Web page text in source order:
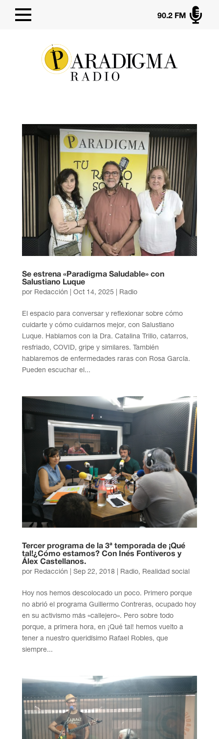

90.2 FM
Se estrena «Paradigma Saludable» con
Salustiano Luque
por Redacción Oct 14, 2025 Radio
El espacio para conversar y reflexionar sobre cómo
cuidarte y cómo cuidarnos mejor, con Salustiano
Luque. Hablamos con la Dra. Catalina Trillo, catarros,
resfriado, COVID, gripe y similares. También
hablaremos de enfermedades raras con Rosa García.
Pueden escuchar el...
Tercer programa de la 3ª temporada de ¡Qué
tal!¿Cómo estamos? Con Inés Fontiveros y
Álex Castellanos.
por Redacción Sep 22, 2018 Radio, Realidad social
Hoy nos hemos descolocado un poco. Primero porque
no abrió el programa Guillermo Contreras, ocupado hoy
en su activismo más «callejero». Pero sobre todo
porque, a primera hora, en ¡Qué tal! hemos vuelto a
tener a nuestro queridísimo Rafael Robles, que
siempre...